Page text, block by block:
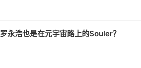
罗永浩也是在元宇宙路上的Souler？